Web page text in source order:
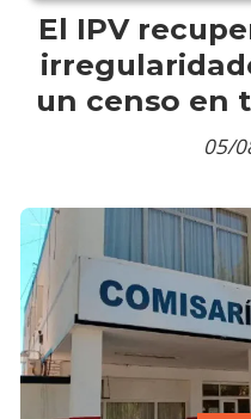
El IPV
un censo en
05/